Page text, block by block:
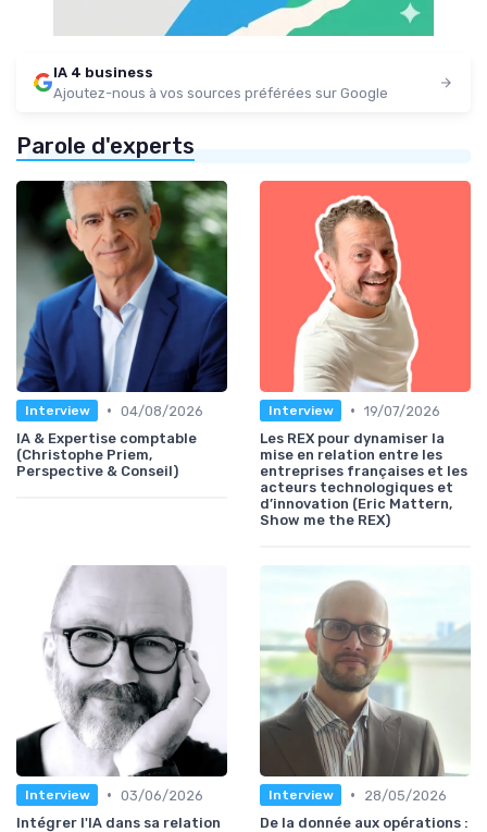
IA 4 business
Ajoutez-nous à vos sources préférées sur Google
Parole d'experts
Interview • 04/08/2026
IA & Expertise comptable
(Christophe Priem,
Perspective & Conseil)
Interview • 19/07/2026
Les REX pour dynamiser la
mise en relation entre les
entreprises françaises et les
acteurs technologiques et
d’innovation (Eric Mattern,
Show me the REX)
Interview • 03/06/2026
Intégrer l'IA dans sa relation
Interview •
28/05/2026
De la donnée aux opérations :